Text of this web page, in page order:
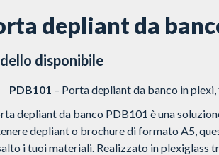
depliant da
disponibile
PDB101 – Porta depliant da banco in
depliant da banco PDB101 è una
depliant o brochure di formato A5,
i tuoi materiali. Realizzato in plexiglass